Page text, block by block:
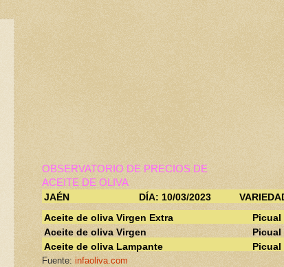
OBSERVATORIO DE PRECIOS DE
ACEITE DE OLIVA
JAÉN
DÍA: 10/03/2023
Aceite de oliva Virgen Extra
Picual
Aceite de oliva Virgen
Picual
Aceite de oliva Lampante
Picual
Fuente: infaoliva.com